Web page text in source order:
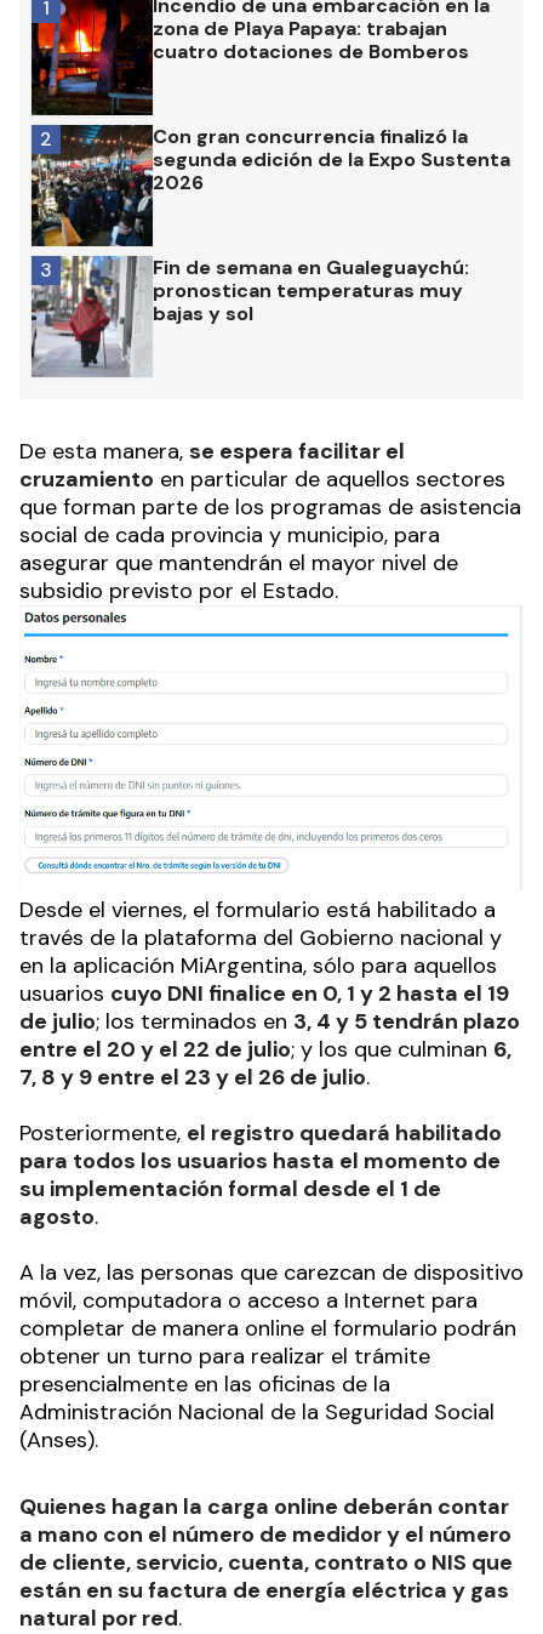
Incendio de una embarcación en la
zona de Playa Papaya: trabajan
cuatro dotaciones de Bomberos
1
Con gran concurrencia finalizó la
segunda edición de la Expo Sustenta
2026
2
Fin de semana en Gualeguaychú:
pronostican temperaturas muy
bajas y sol
3
De esta manera, se espera facilitar el
cruzamiento en particular de aquellos sectores
que forman parte de los programas de asistencia
social de cada provincia y municipio, para
asegurar que mantendrán el mayor nivel de
subsidio previsto por el Estado.
Desde el viernes, el formulario está habilitado a
través de la plataforma del Gobierno nacional y
en la aplicación MiArgentina, sólo para aquellos
usuarios cuyo DNI finalice en 0, 1 y 2 hasta el 19
de julio; los terminados en 3, 4 y 5 tendrán plazo
entre el 20 y el 22 de julio; y los que culminan 6,
7, 8 y 9 entre el 23 y el 26 de julio.
Posteriormente, el registro quedará habilitado
para todos los usuarios hasta el momento de
su implementación formal desde el 1 de
agosto.
A la vez, las personas que carezcan de dispositivo
móvil, computadora o acceso a Internet para
completar de manera online el formulario podrán
obtener un turno para realizar el trámite
presencialmente en las oficinas de la
Administración Nacional de la Seguridad Social
(Anses).
Quienes hagan la carga online deberán contar
a mano con el número de medidor y el número
de cliente, servicio, cuenta, contrato o NIS que
están en su factura de energía eléctrica y gas
natural por red.